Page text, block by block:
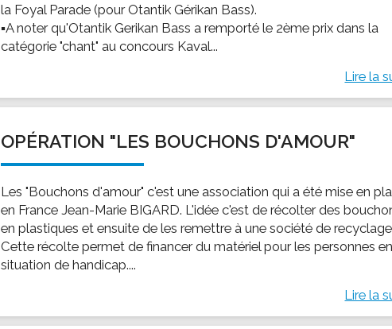
la Foyal Parade (pour Otantik Gérikan Bass).
▪A noter qu'Otantik Gerikan Bass a remporté le 2ème prix dans la
catégorie "chant" au concours Kaval...
Lire la
OPÉRATION "LES BOUCHONS D'AMOUR"
Les "Bouchons d'amour" c'est une association qui a été mise en
en France Jean-Marie BIGARD. L'idée c'est de récolter des
en plastiques et ensuite de les remettre à une société de
Cette récolte permet de financer du matériel pour les personnes en
situation de handicap....
Lire la